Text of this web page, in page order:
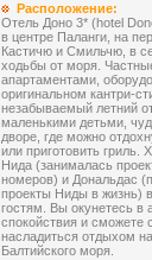
Расположение:
Отель Доно 3* (hotel
в центре Паланги, на
Кастичю и Смильчю, в
ходьбы от моря.
апартаментами,
оригинальном кантри-
незабываемый летний
маленькими детьми,
дворе, где можно
или приготовить гриль.
Нида (занималась
номеров) и Дональдас
проекты Ниды в жизнь)
гостям. Вы окунетесь в
спокойствия и сможете
насладиться отдыхом
Балтийского моря.